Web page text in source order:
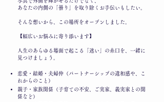
あなたの内側の「曇り」を取り除くお手伝いもしたい。
そんな想いから、この場所をオープンしました。
【幅広いお悩みに寄り添います】
人生のあらゆる場面で起こる「迷い」の糸口を、一緒に
見つけましょう。
恋愛・結婚・夫婦仲（パートナーシップの違和感や、こ
れからのこと）
親子・家族関係（子育ての不安、ご実家、義実家との関
係など）